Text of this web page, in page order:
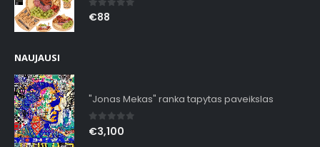
0out of 5
€88
NAUJAUSI
"Jonas Mekas" ranka tapytas paveikslas
0out of 5
€3,100